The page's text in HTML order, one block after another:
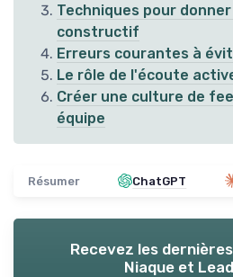
Techniques pour
constructif
Erreurs courantes à
Le rôle de l'écoute
Créer une culture de
équipe
Résumer ChatGPT
Recevez les
Niaque et